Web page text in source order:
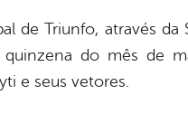
de Triunfo, através da
do mês de
e seus vetores.